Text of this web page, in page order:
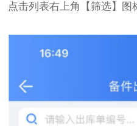
点击列表右上角【筛选】图